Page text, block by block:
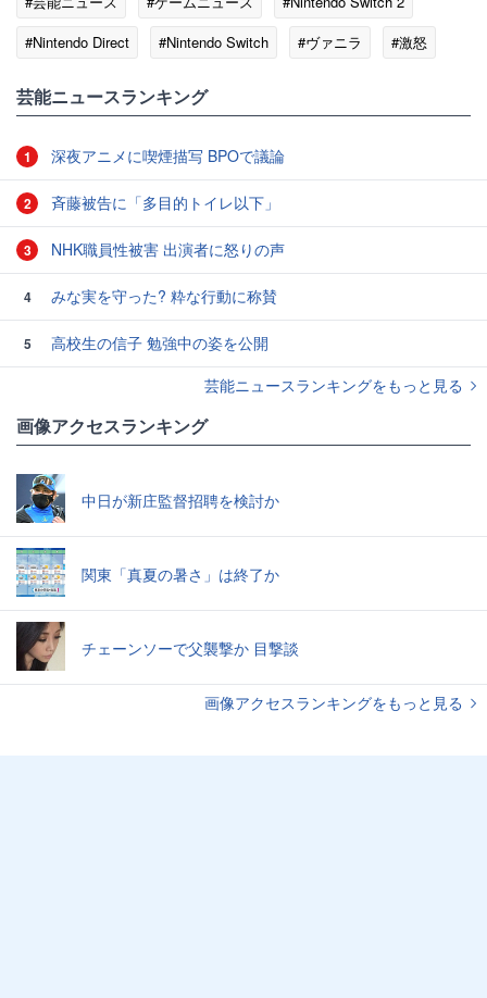
#Nintendo Direct
#Nintendo Switch #ヴァニラ #激怒
芸能ニュースランキング
1 深夜アニメに喫煙描写 BPOで議論
2 斉藤被告に「多目的トイレ以下」
3 NHK職員性被害 出演者に怒りの声
4 みな実を守った? 粋な行動に称賛
5
高校生の信子 勉強中の姿を公開
芸能ニュースランキングをもっと見る
画像アクセスランキング
中日が新庄監督招聘を検討か
関東「真夏の暑さ」は終了か
チェーンソーで父襲撃か 目撃談
画像アクセスランキングをもっと見る